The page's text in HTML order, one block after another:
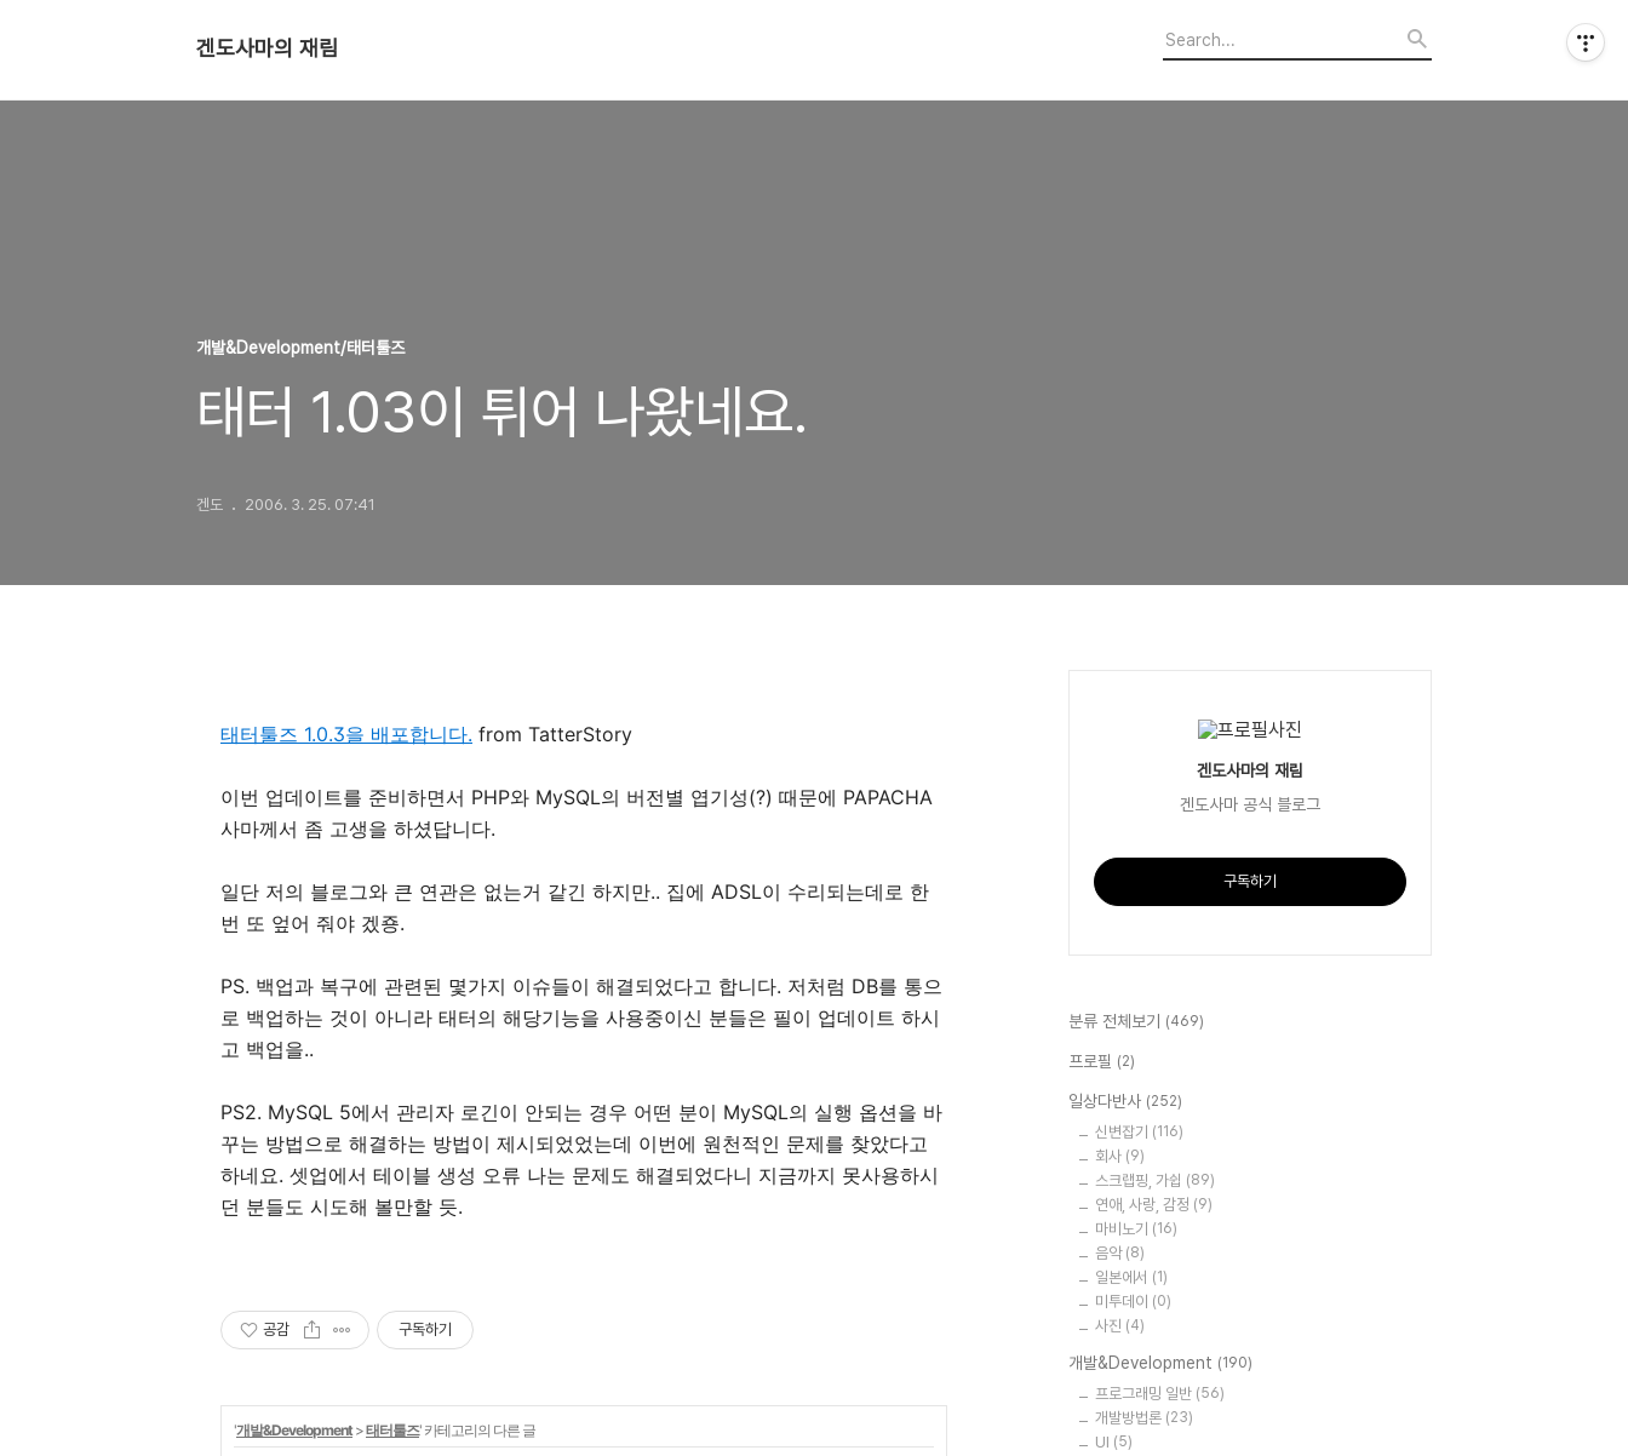
겐도사마의 재림
개발&Development/태터툴즈
태터 1.03이 튀어 나왔네요.
겐도 2006. 3. 25. 07:41
태터툴즈 1.0.3을 배포합니다. from TatterStory
이번 업데이트를 준비하면서 PHP와 MySQL의 버전별 엽기성(?) 때문에 PAPACHA
사마께서 좀 고생을 하셨답니다.
일단 저의 블로그와 큰 연관은 없는거 같긴 하지만.. 집에 ADSL이 수리되는데로 한
번 또 엎어 줘야 겠죵.
PS. 백업과 복구에 관련된 몇가지 이슈들이 해결되었다고 합니다. 저처럼 DB를 통으
로 백업하는 것이 아니라 태터의 해당기능을 사용중이신 분들은 필이 업데이트 하시
고 백업을..
PS2. MySQL 5에서 관리자 로긴이 안되는 경우 어떤 분이 MySQL의 실행 옵션을 바
꾸는 방법으로 해결하는 방법이 제시되었었는데 이번에 원천적인 문제를 찾았다고
하네요. 셋업에서 테이블 생성 오류 나는 문제도 해결되었다니 지금까지 못사용하시
던 분들도 시도해 볼만할 듯.
공감 구독하기
'개발&Development>태터툴즈' 카테고리의 다른 글
겐도사마의 재림
겐도사마 공식 블로그
구독하기
분류 전체보기 (469)
프로필 (2)
일상다반사 (252)
신변잡기 (116)
회사 (9)
스크랩핑, 가쉽 (89)
연애, 사랑, 감정 (9)
마비노기 (16)
음악 (8)
일본에서 (1)
미투데이 (0)
사진 (4)
개발&Development (190)
프로그래밍 일반 (56)
개발방법론 (23)
UI (5)